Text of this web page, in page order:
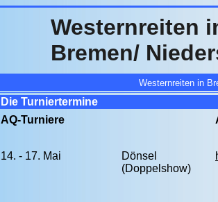
Westernreiten
Bremen/
Westernreiten in
Die Turniertermine
AQ-Turniere
14. - 17. Mai
Dönsel
(Doppelshow)